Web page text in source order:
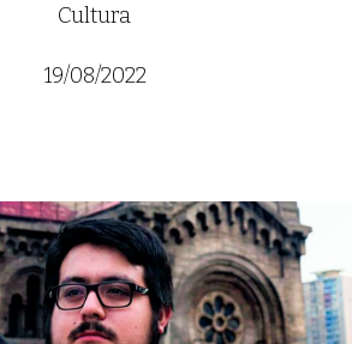
Cultura
19/08/2022